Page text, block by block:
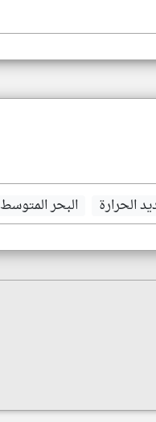
الحرارة البحر المتوسط